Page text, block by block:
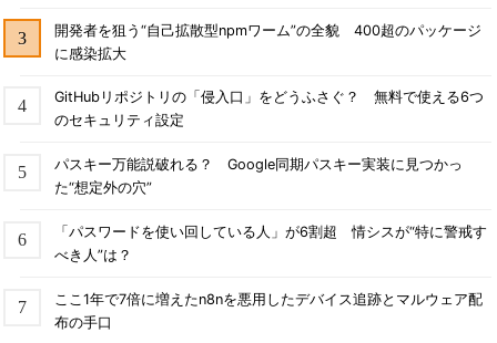
開発者を狙う“自己拡散型npmワーム”の全貌 400超のパッケージ
に感染拡大
GitHubリポジトリの「侵入口」をどうふさぐ？ 無料で使える6つ
のセキュリティ設定
パスキー万能説破れる？ Google同期パスキー実装に見つかっ
た“想定外の穴”
「パスワードを使い回している人」が6割超 情シスが“特に警戒す
べき人”は？
ここ1年で7倍に増えたn8nを悪用したデバイス追跡とマルウェア配
布の手口